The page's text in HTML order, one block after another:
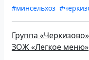
#минсельхоз
Группа
ЗОЖ «Легкое меню»